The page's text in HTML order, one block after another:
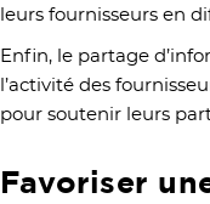
leurs fournisseurs en
Enfin, le partage
l’activité des
pour soutenir leurs
Favoriser